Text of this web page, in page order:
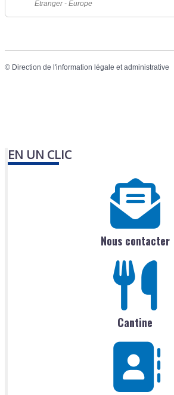
Étranger - Europe
© Direction de l'information légale et administrative
EN UN CLIC
Nous contacter
Cantine